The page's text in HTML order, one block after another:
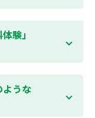
変わりますの
ださい。個別指
よりお問合わせく
ご確認いただけ
験」
付しておりま
講習では「4日
ただくことが
無料体験について
ような